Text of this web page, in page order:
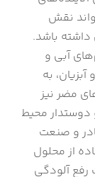
نقش
باشد.
آبی و
به
مضر نیز
دوستدار محیط
و صنعت
از محلول
آلودگی